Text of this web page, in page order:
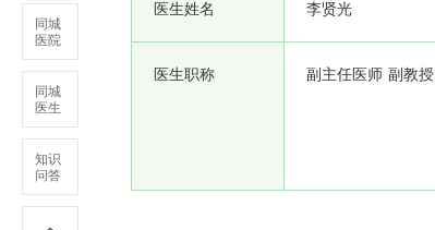
同城
医院
同城
医生
知识
问答
医生姓名 李贤光
医生职称 副主任医师 副教授